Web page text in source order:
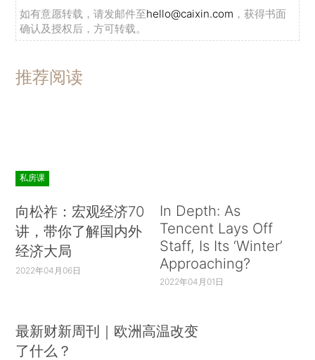
如有意愿转载，请发邮件至hello@caixin.com ，获得书面
确认及授权后，方可转载。
推荐阅读
私房课
向松祚：宏观经济70
讲，带你了解国内外
经济大局
2022年04月06日
In Depth: As
Tencent Lays Off
Staff, Is Its ‘Winter’
Approaching?
2022年04月01日
最新财新周刊｜欧洲高温改变
了什么？